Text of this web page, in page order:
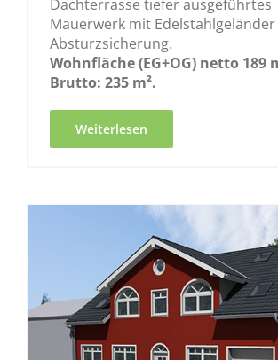
Dachterrasse tiefer ausgeführtes
Mauerwerk mit Edelstahlgeländer
Absturzsicherung.
Wohnfläche (EG+OG) netto 189
Brutto: 235 m².
Weiterlesen